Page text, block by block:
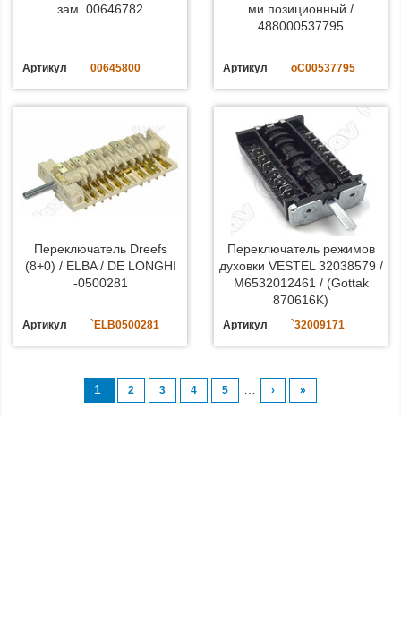
зам. 00646782
Артикул 00645800
ми позиционный /
488000537795
Артикул oC00537795
Переключатель Dreefs
(8+0) / ELBA / DE LONGHI
-0500281
Артикул `ELB0500281
Переключатель режимов
духовки VESTEL 32038579 /
M6532012461 / (Gottak
870616K)
Артикул `32009171
1 2 3 4 5 › »